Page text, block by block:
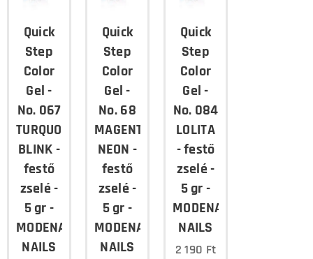
Quick
Step
Color
Gel -
No. 067
TURQUOISE
BLINK -
festő
zselé -
5 gr -
MODENA
NAILS
Quick
Step
Color
Gel -
No. 68
MAGENTA
NEON -
festő
zselé -
5 gr -
MODENA
NAILS
Quick
Step
Color
Gel -
No. 084
LOLITA
- festő
zselé -
5 gr -
MODENA
NAILS
2 190 Ft